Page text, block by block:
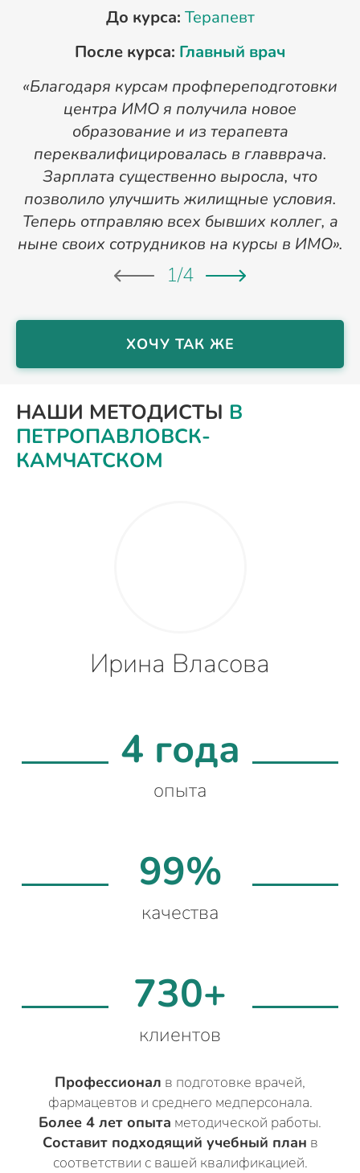
До курса: Терапевт
После курса: Главный врач
«Благодаря курсам профпереподготовки
центра ИМО я получила новое
образование и из терапевта
переквалифицировалась в главврача.
Зарплата существенно выросла, что
позволило улучшить жилищные условия.
Теперь отправляю всех бывших коллег, а
ныне своих сотрудников на курсы в ИМО».
1/4
ХОЧУ ТАК ЖЕ
НАШИ МЕТОДИСТЫ В
ПЕТРОПАВЛОВСК-
КАМЧАТСКОМ
Ирина Власова
4 года
опыта
99%
качества
730+
клиентов
Профессионал в подготовке врачей,
фармацевтов и среднего медперсонала.
Более 4 лет опыта методической работы.
Составит подходящий учебный план в
соответствии с вашей квалификацией.